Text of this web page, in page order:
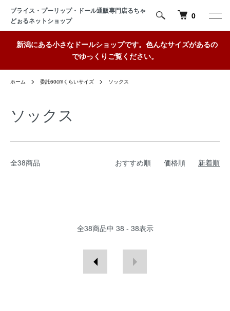
ブライス・プーリップ・ドール通販専門店るちゃ
どぉるネットショップ
0
新潟にある小さなドールショップです。色んなサイズがあるの
でゆっくりご覧ください。
ホーム 委託60cmくらいサイズ ソックス
ソックス
全38商品 おすすめ順 価格順 新着順
全38商品中 38 - 38表示